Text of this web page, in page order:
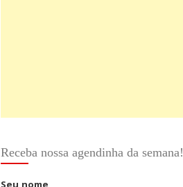
Receba nossa agendinha da semana!